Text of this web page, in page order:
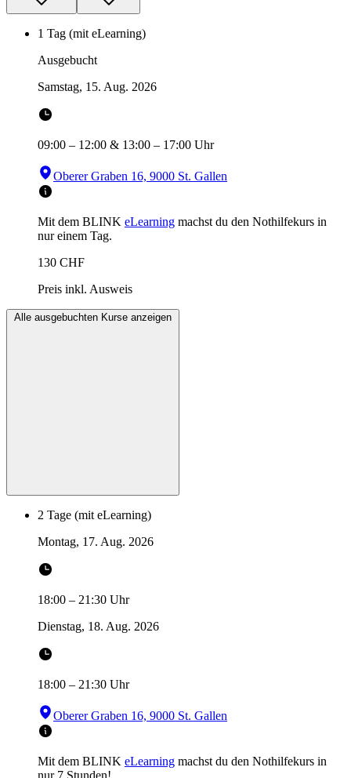
1 Tag (mit eLearning)
Ausgebucht
Samstag, 15. Aug. 2026
09:00 – 12:00 & 13:00 – 17:00 Uhr
Oberer Graben 16, 9000 St. Gallen
Mit dem BLINK eLearning machst du den Nothilfekurs in
nur einem Tag.
130 CHF
Preis inkl. Ausweis
Alle ausgebuchten Kurse anzeigen
2 Tage (mit eLearning)
Montag, 17. Aug. 2026
18:00 – 21:30 Uhr
Dienstag, 18. Aug. 2026
18:00 – 21:30 Uhr
Oberer Graben 16, 9000 St. Gallen
Mit dem BLINK eLearning machst du den Nothilfekurs in
nur 7 Stunden!